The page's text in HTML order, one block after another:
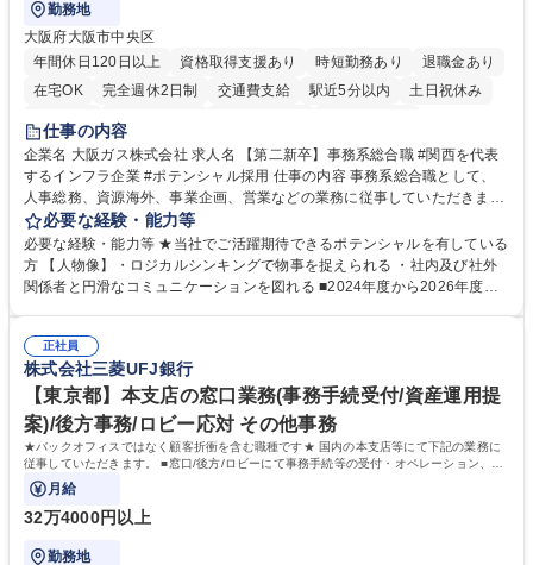
勤務地
大阪府大阪市中央区
年間休日120日以上
資格取得支援あり 時短勤務あり
退職金あり
在宅OK
完全週休2日制 交通費支給 駅近5分以内
土日祝休み
服装自由
第二新卒歓迎
仕事の内容
企業名 大阪ガス株式会社 求人名 【第二新卒】事務系総合職 #関西を代表
するインフラ企業 #ポテンシャル採用 仕事の内容 事務系総合職として、
人事総務、資源海外、事業企画、営業などの業務に従事していただきま
す。 【業務内容の一例】■所属事業部の勤労業務 ■海外に関係する各種業
務 ■営業部門の企画スタッフ、ルート営業 【キャリアパス】入社後の配属
ポジションで一定期間ご活躍頂いた後、本人の適性及び将来のキャリアを
鑑みてジョブローテーションを行います。 【育成】OJTでの現場育成や研
表するインフラ企業 #ポテンシャル採用
必要な経験・能力等
必要な経験・能力等 ★当社でご活躍期待できるポテンシャルを有している
方 【人物像】・ロジカルシンキングで物事を捉えられる ・社内及び社外
関係者と円滑なコミュニケーションを図れる ■2024年度から2026年度ま
72.html ■エネルギーセキュリティの不安定化や気候変動による自然災害の
甚大化など、これまで以上に社会課題解決の重要性が高まっています。
「未来の日常」の創造に向けて持続可能な社会の実現に貢献してまいりま
す。 学歴・資格 学歴：大学院 大学 語学力： 資格：
正社員
株式会社三菱UFJ銀行
【東京都】本支店の窓口業務(事務手続受付/資産運用提
案)/後方事務/ロビー応対 その他事務
★バックオフィスではなく顧客折衝を含む職種です★ 国内の本支店等にて下記の業務に
従事していただきます。 ■窓口/後方/ロビーにて事務手続等の受付・オペレーション、お
客様対応
月給
32万4000円以上
勤務地